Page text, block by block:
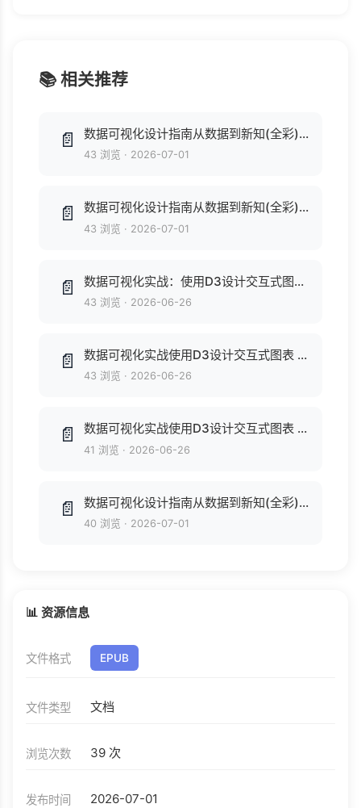
📚 相关推荐
📄 数据可视化设计指南从数据到新知(全彩) (蓝星宇).pdf
43 浏览 · 2026-07-01
📄 数据可视化设计指南从数据到新知(全彩) (蓝星宇).epub
43 浏览 · 2026-07-01
📄 数据可视化实战：使用D3设计交互式图表 (Scott Murray).pdf
43 浏览 · 2026-06-26
📄 数据可视化实战使用D3设计交互式图表 (图灵程序设计丛书 23) (莫瑞 (Scott Murray)).epub
43 浏览 · 2026-06-26
📄 数据可视化实战使用D3设计交互式图表 (图灵程序设计丛书 23) (莫瑞 (Scott Murray)).epub
41 浏览 · 2026-06-26
📄 数据可视化设计指南从数据到新知(全彩) (蓝星宇).pdf
40 浏览 · 2026-07-01
📊 资源信息
文件格式 EPUB
文件类型 文档
浏览次数 39 次
发布时间 2026-07-01